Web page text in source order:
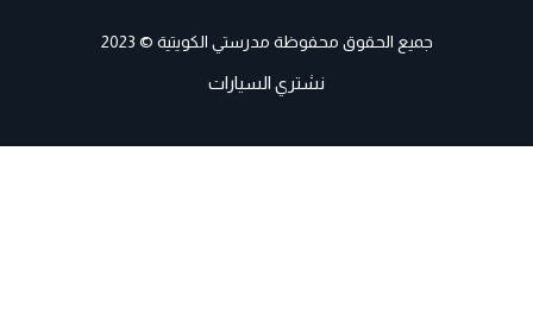
جميع الحقوق محفوظة مدرستي الكويتية © 2023
نشتري السيارات